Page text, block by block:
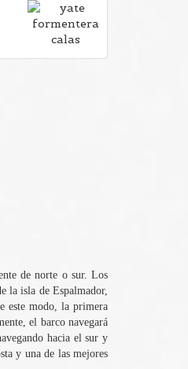
de norte o sur. Los
la isla de Espalmador,
este modo, la primera
el barco navegará
hacia el sur y
y una de las mejores